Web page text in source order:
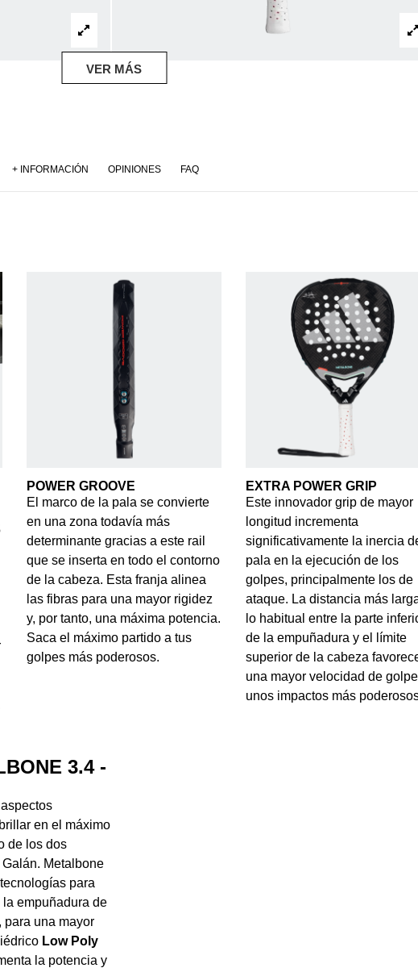
VER MÁS
+ INFORMACIÓN OPINIONES FAQ
POWER GROOVE
El marco de la pala se convierte
en una zona todavía más
determinante gracias a este rail
que se inserta en todo el contorno
de la cabeza. Esta franja alinea
las fibras para una mayor rigidez
y, por tanto, una máxima potencia.
Saca el máximo partido a tus
golpes más poderosos.
EXTRA POWER GRIP
Este innovador grip de mayor
longitud incrementa
significativamente la inercia
pala en la ejecución de los
golpes, principalmente los de
ataque. La distancia más
lo habitual entre la parte
de la empuñadura y el límite
superior de la cabeza
una mayor velocidad de
unos impactos más
3.4 -
en el máximo
de los dos
Metalbone
para
empuñadura de
para una mayor
Low Poly
la potencia y